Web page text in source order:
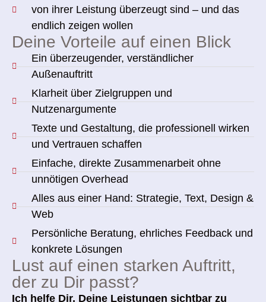
von ihrer Leistung überzeugt sind – und das
endlich zeigen wollen
Deine Vorteile auf einen Blick
Ein überzeugender, verständlicher
Außenauftritt
Klarheit über Zielgruppen und
Nutzenargumente
Texte und Gestaltung, die professionell wirken
und Vertrauen schaffen
Einfache, direkte Zusammenarbeit ohne
unnötigen Overhead
Alles aus einer Hand: Strategie, Text, Design &
Web
Persönliche Beratung, ehrliches Feedback und
konkrete Lösungen
Lust auf einen starken Auftritt,
der zu Dir passt?
Ich helfe Dir, Deine Leistungen sichtbar zu